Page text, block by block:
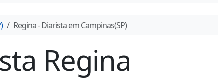
) Regina- Diarista emCampinas(SP)
Regina